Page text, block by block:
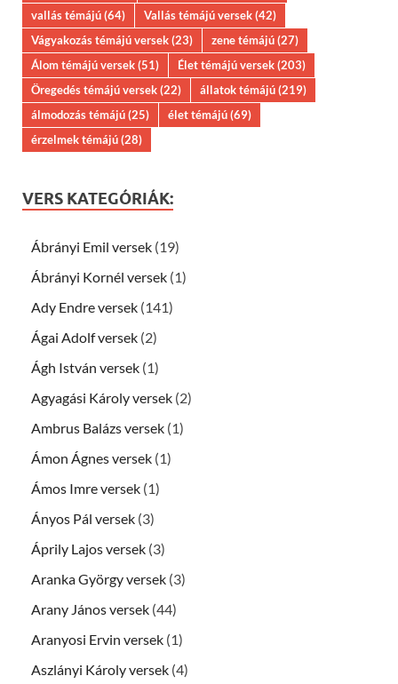
vallás témájú(64) Vallás témájú versek(42)
Vágyakozás témájú versek(23) zene témájú(27)
Álom témájú versek(51) Élet témájú versek(203)
Öregedés témájú versek(22) állatok témájú(219)
álmodozás témájú(25) élet témájú(69)
érzelmek témájú(28)
VERS KATEGÓRIÁK:
Ábrányi Emil versek (19)
Ábrányi Kornél versek (1)
Ady Endre versek (141)
Ágai Adolf versek (2)
Ágh István versek (1)
Agyagási Károly versek (2)
Ambrus Balázs versek (1)
Ámon Ágnes versek (1)
Ámos Imre versek (1)
Ányos Pál versek (3)
Áprily Lajos versek (3)
Aranka György versek (3)
Arany János versek (44)
Aranyosi Ervin versek (1)
Aszlányi Károly versek (4)